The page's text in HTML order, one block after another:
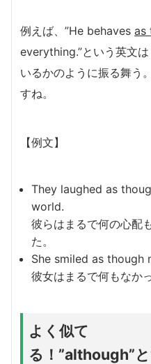
例えば、”He behaves as
everything.”という英文
いるかのように振る舞う
すね。
【例文】
They laughed as
world.
彼らはまるで何の心配
た。
She smiled as though
彼女はまるで何もなか
よく似て
る！”although”